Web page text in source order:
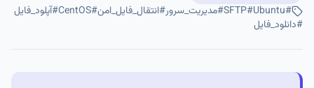
#
Ubuntu
#
SFTP
#مدیریت_سرور#انتقال_فایل_امن#
CentOS
#آپلود_فایل
#دانلود_فایل